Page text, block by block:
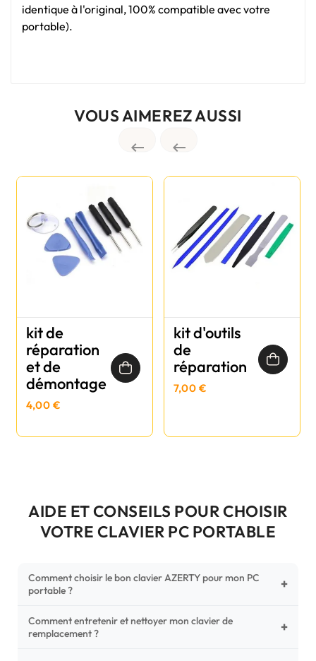
identique à l'original, 100% compatible avec votre
portable).
VOUS AIMEREZ AUSSI
 
kit de
réparation
et de
démontage
4,00 €
kit d'outils
de
réparation
7,00 €
AIDE ET CONSEILS POUR CHOISIR
VOTRE CLAVIER PC PORTABLE
Comment choisir le bon clavier AZERTY pour mon PC
portable ?
+
Pour ne pas vous tromper, vérifiez trois points critiques sur
votre clavier d'origine : la disposition (AZERTY Français), la
Comment entretenir et nettoyer mon clavier de
remplacement ?
+